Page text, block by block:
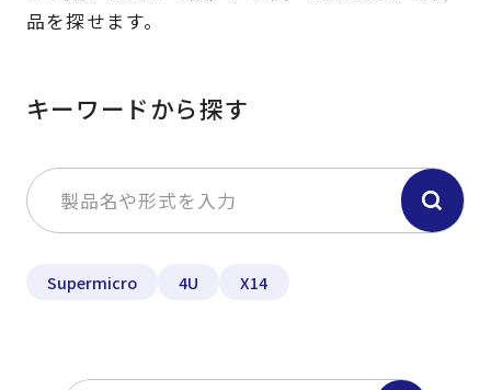
品を探せます。
キーワードから探す
Supermicro 4U X14